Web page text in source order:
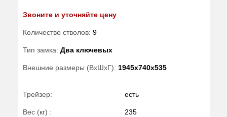
Звоните и уточняйте цену
Количество стволов: 9
Тип замка: Два ключевых
Внешние размеры (ВхШхГ): 1945x740x535
Трейзер: есть
Вес (кг) : 235